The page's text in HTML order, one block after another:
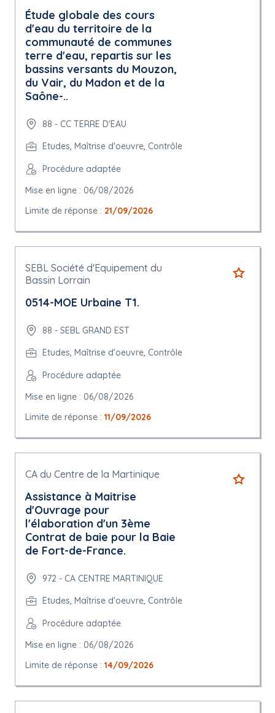
Étude globale des cours
d'eau du territoire de la
communauté de communes
terre d'eau, repartis sur les
bassins versants du Mouzon,
du Vair, du Madon et de la
Saône-..
88 - CC TERRE D'EAU
Etudes, Maîtrise d'oeuvre, Contrôle
Procédure adaptée
Mise en ligne : 06/08/2026
Limite de réponse : 21/09/2026
SEBL Société d'Equipement du
Bassin Lorrain
0514-MOE Urbaine T1.
88 - SEBL GRAND EST
Etudes, Maîtrise d'oeuvre, Contrôle
Procédure adaptée
Mise en ligne : 06/08/2026
Limite de réponse : 11/09/2026
CA du Centre de la Martinique
Assistance à Maitrise
d'Ouvrage pour
l'élaboration d'un 3ème
Contrat de baie pour la Baie
de Fort-de-France.
972 - CA CENTRE MARTINIQUE
Etudes, Maîtrise d'oeuvre, Contrôle
Procédure adaptée
Mise en ligne : 06/08/2026
Limite de réponse : 14/09/2026